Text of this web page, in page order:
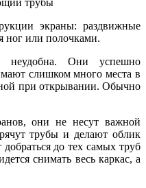
трубы
экраны: раздвижные
ног или полочками.
неудобна. Они успешно
слишком много места в
при открывании. Обычно
они не несут важной
трубы и делают облик
до тех самых труб
снимать весь каркас, а